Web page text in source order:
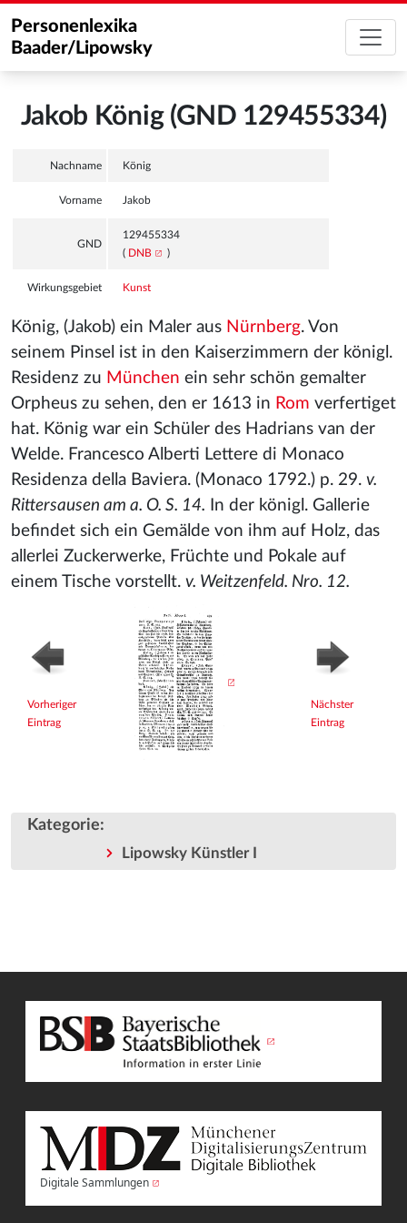
Personenlexika
Baader/Lipowsky
Jakob König (GND 129455334)
Nachname König
Vorname Jakob
GND
129455334
( DNB )
Wirkungsgebiet Kunst
König, (Jakob) ein Maler aus Nürnberg. Von
seinem Pinsel ist in den Kaiserzimmern der königl.
Residenz zu München ein sehr schön gemalter
Orpheus zu sehen, den er 1613 in Rom verfertiget
hat. König war ein Schüler des Hadrians van der
Welde. Francesco Alberti Lettere di Monaco
Residenza della Baviera. (Monaco 1792.) p. 29. v.
Rittersausen am a. O. S. 14. In der königl. Gallerie
befindet sich ein Gemälde von ihm auf Holz, das
allerlei Zuckerwerke, Früchte und Pokale auf
einem Tische vorstellt. v. Weitzenfeld. Nro. 12.
Vorheriger
Eintrag
Nächster
Eintrag
Kategorie:
Lipowsky Künstler I
Digitale Sammlungen